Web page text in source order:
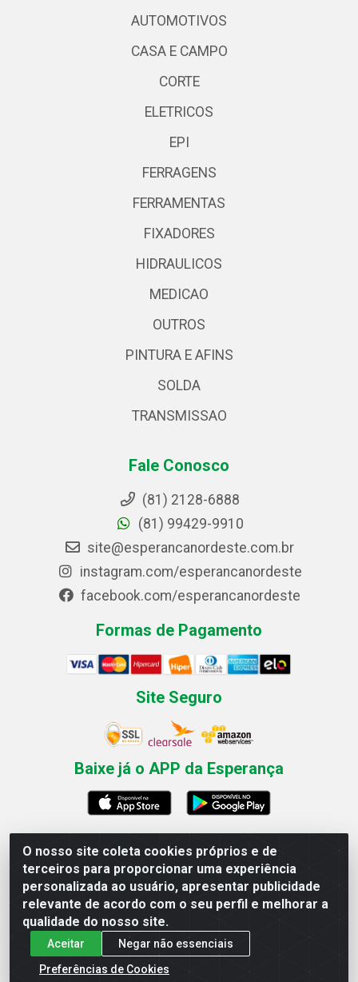
O nosso site coleta cookies próprios e de
terceiros para proporcionar uma experiência
personalizada ao usuário, apresentar publicidade
relevante de acordo com o seu perfil e melhorar a
qualidade do nosso site.
Aceitar
Negar não essenciais
Preferências de Cookies
AUTOMOTIVOS
CASA E CAMPO
CORTE
ELETRICOS
EPI
FERRAGENS
FERRAMENTAS
FIXADORES
HIDRAULICOS
MEDICAO
OUTROS
PINTURA E AFINS
SOLDA
TRANSMISSAO
Fale Conosco
(81) 2128-6888
(81) 99429-9910
site@esperancanordeste.com.br
instagram.com/esperancanordeste
facebook.com/esperancanordeste
Formas de Pagamento
Site Seguro
Baixe já o APP da Esperança
Esperança Nordeste - Rua Professor Caldas Filho, 291 -
Estância - Recife / PE CEP: 50771-335 - CNPJ
03.666.136/0001-23